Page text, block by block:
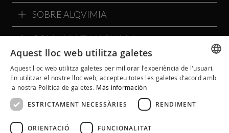
SOBRE ALQVIMIA
COMMUNITY ALQVIMIA
SPANISH
Aquest lloc web utilitza galetes
Aquest lloc web utilitza galetes per millorar l'experiència de l'usuari.
En utilitzar el nostre lloc web, accepteu totes les galetes d’acord amb
la nostra Política de galetes. Más información
ESTRICTAMENT NECESSÀRIES RENDIMENT
ORIENTACIÓ FUNCIONALITAT